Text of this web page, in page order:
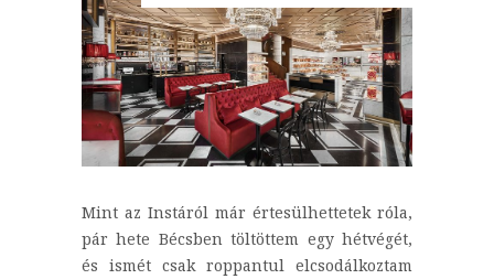
Mint az Instáról már értesülhettetek róla,
pár hete Bécsben töltöttem egy hétvégét,
és ismét csak roppantul elcsodálkoztam